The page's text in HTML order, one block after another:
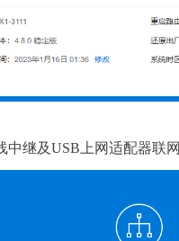
继及USB上网适配器联网